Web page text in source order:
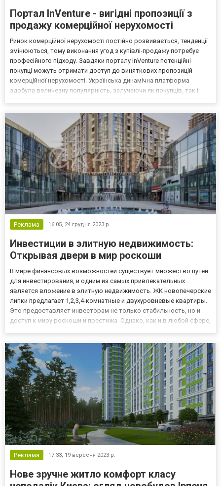
Портал InVenture - вигідні пропозиції з
продажу комерційної нерухомості
Ринок комерційної нерухомості постійно розвивається, тенденції
змінюються, тому виконання угод з купівлі-продажу потребує
професійного підходу. Завдяки порталу InVenture потенційні
покупці можуть отримати доступ до виняткових пропозицій
комерційної нерухомості. Українська динамічна платформа
здобула величезну популярність, залучаючи як покупців, так і
Реклама 16:05, 24 грудня 2023 р.
Инвестиции в элитную недвижимость:
Открывая двери в мир роскоши
В мире финансовых возможностей существует множество путей
для инвестирования, и одним из самых привлекательных
является вложение в элитную недвижимость. ЖК новопечерские
липки предлагает 1,2,3,4-комнатные и двухуровневые квартиры.
Это предоставляет инвесторам не только стабильность, но и
доступ к миру роскоши и престижа. Однако, как и в любой сфере,
Реклама 17:33, 19 вересня 2023 р.
Нове зручне житло комфорт класу